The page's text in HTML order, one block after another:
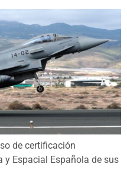
de certificación
y Espacial Española de sus